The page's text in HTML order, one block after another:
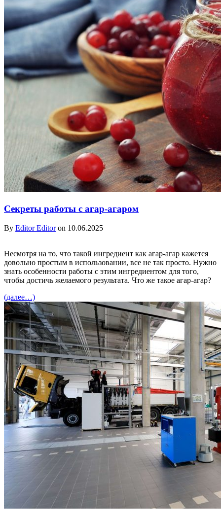
Секреты работы с агар-агаром
By Editor Editoron 10.06.2025
Несмотря на то, что такой ингредиент как агар-агар кажется
довольно простым в использовании, все не так просто. Нужно
знать особенности работы с этим ингредиентом для того,
чтобы достичь желаемого результата. Что же такое агар-агар?
(далее…)